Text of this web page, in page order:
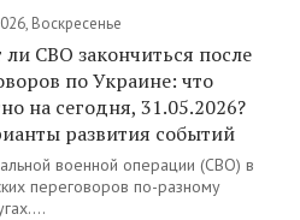
Воскресенье
СВО закончиться после
по Украине: что
на сегодня, 31.05.2026?
развития событий
военной операции (СВО) в
переговоров по-разному